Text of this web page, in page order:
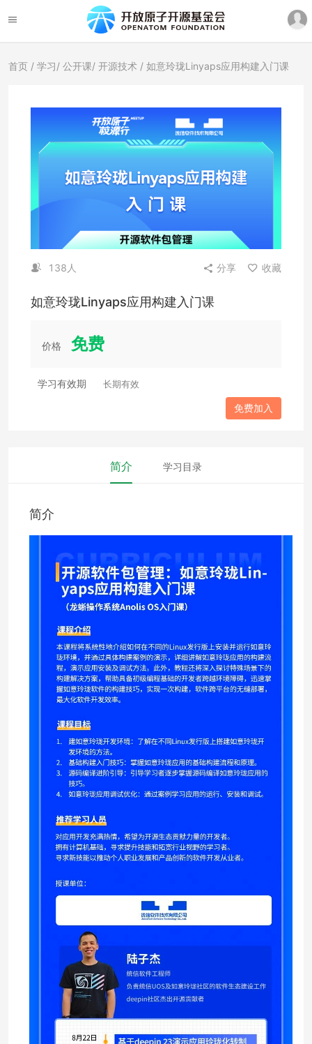
首页 / 学习/ 公开课/ 开源技术 / 如意玲珑Linyaps应用构建入门课
138人 分享 收藏
如意玲珑Linyaps应用构建入门课
价格 免费
学习有效期 长期有效
免费加入
简介 学习目录
简介